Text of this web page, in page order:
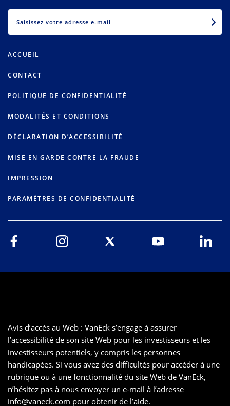
ACCUEIL
CONTACT
POLITIQUE DE CONFIDENTIALITÉ
MODALITÉS ET CONDITIONS
DÉCLARATION D’ACCESSIBILITÉ
MISE EN GARDE CONTRE LA FRAUDE
IMPRESSION
PARAMÈTRES DE CONFIDENTIALITÉ
Avis d’accès au Web : VanEck s’engage à assurer
l’accessibilité de son site Web pour les investisseurs et les
investisseurs potentiels, y compris les personnes
handicapées. Si vous avez des difficultés pour accéder à une
rubrique ou à une fonctionnalité du site Web de VanEck,
n’hésitez pas à nous envoyer un e-mail à l’adresse
info@vaneck.com pour obtenir de l’aide.